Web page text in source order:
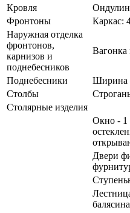
Кровля
Фронтоны
Каркас:
Наружная отделка
фронтонов,
карнизов и
поднебесников
Поднебесники
Ширина
Столбы
Столярные изделия
Окно - 1
Двери